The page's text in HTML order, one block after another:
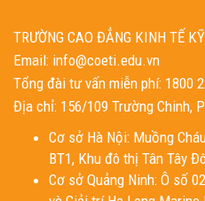
TRƯỜNG CAO ĐẲNG KINH TẾ
Email: info@coeti.edu.vn
Tổng đài tư vấn miễn phí: 1800
Địa chỉ: 156/109 Trường Chinh,
Cơ sở Hà Nội: Muồng
BT1, Khu đô thị Tân Tây
Cơ sở Quảng Ninh: Ô số